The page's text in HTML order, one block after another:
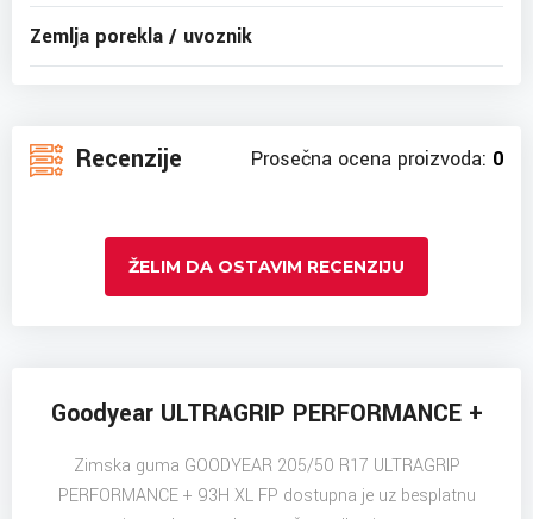
Zemlja porekla / uvoznik
Recenzije Prosečna ocena proizvoda: 0
ŽELIM DA OSTAVIM RECENZIJU
Goodyear ULTRAGRIP PERFORMANCE +
Zimska guma GOODYEAR 205/50 R17 ULTRAGRIP
PERFORMANCE + 93H XL FP dostupna je uz besplatnu